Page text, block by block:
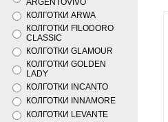
ARGENTOVIVO
КОЛГОТКИ ARWA
КОЛГОТКИ FILODORO
CLASSIC
КОЛГОТКИ GLAMOUR
КОЛГОТКИ GOLDEN
LADY
КОЛГОТКИ INCANTO
КОЛГОТКИ INNAMORE
КОЛГОТКИ LEVANTE